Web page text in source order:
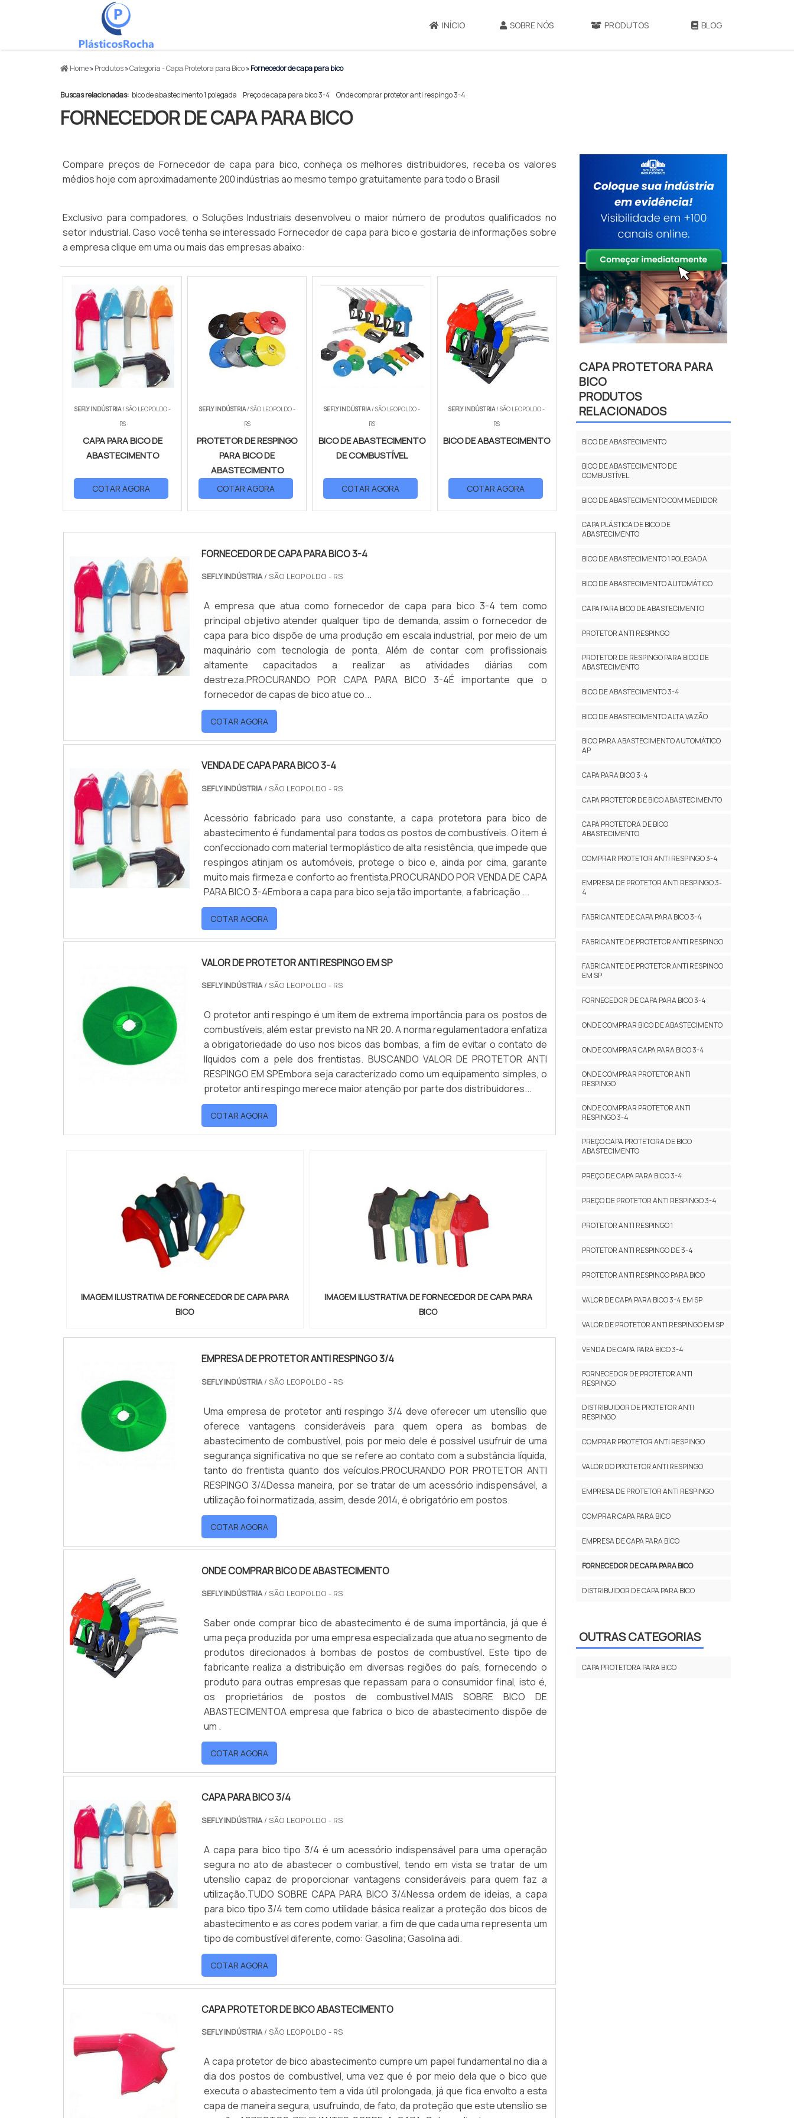
INÍCIO SOBRE NÓS PRODUTOS BLOG
Home»Produtos»Categoria - Capa Protetora para Bico»Fornecedor de capa para bico
Buscas relacionadas: bico de abastecimento 1 polegada Preço de capa para bico 3-4 Onde comprar protetor anti respingo 3-4
FORNECEDOR DE CAPA PARA BICO
Compare preços de Fornecedor de capa para bico, conheça os melhores distribuidores, receba os valores
médios hoje com aproximadamente 200 indústrias ao mesmo tempo gratuitamente para todo o Brasil
Exclusivo para compadores, o Soluções Industriais desenvolveu o maior número de produtos qualificados no
setor industrial. Caso você tenha se interessado Fornecedor de capa para bico e gostaria de informações sobre
a empresa clique em uma ou mais das empresas abaixo:
SEFLY INDÚSTRIA/ SÃO LEOPOLDO -
RS
CAPA PARA BICO DE
ABASTECIMENTO
COTAR AGORA
SEFLY INDÚSTRIA/ SÃO LEOPOLDO -
RS
PROTETOR DE RESPINGO
PARA BICO DE
ABASTECIMENTO
COTAR AGORA
SEFLY INDÚSTRIA/ SÃO LEOPOLDO -
RS
BICO DE ABASTECIMENTO
DE COMBUSTÍVEL
COTAR AGORA
SEFLY INDÚSTRIA/ SÃO LEOPOLDO -
RS
BICO DE ABASTECIMENTO
COTAR AGORA
FORNECEDOR DE CAPA PARA BICO 3-4
SEFLY INDÚSTRIA/ SÃO LEOPOLDO - RS
A empresa que atua como fornecedor de capa para bico 3-4 tem como
principal objetivo atender qualquer tipo de demanda, assim o fornecedor de
capa para bico dispõe de uma produção em escala industrial, por meio de um
maquinário com tecnologia de ponta. Além de contar com profissionais
altamente capacitados a realizar as atividades diárias com
destreza.PROCURANDO POR CAPA PARA BICO 3-4É importante que o
fornecedor de capas de bico atue co...
COTAR AGORA
VENDA DE CAPA PARA BICO 3-4
SEFLY INDÚSTRIA / SÃO LEOPOLDO - RS
Acessório fabricado para uso constante, a capa protetora para bico de
abastecimento é fundamental para todos os postos de combustíveis. O item é
confeccionado com material termoplástico de alta resistência, que impede que
respingos atinjam os automóveis, protege o bico e, ainda por cima, garante
muito mais firmeza e conforto ao frentista.PROCURANDO POR VENDA DE CAPA
PARA BICO 3-4Embora a capa para bico seja tão importante, a fabricação ...
COTAR AGORA
VALOR DE PROTETOR ANTI RESPINGO EM SP
SEFLY INDÚSTRIA/ SÃO LEOPOLDO - RS
O protetor anti respingo é um item de extrema importância para os postos de
combustíveis, além estar previsto na NR 20. A norma regulamentadora enfatiza
a obrigatoriedade do uso nos bicos das bombas, a fim de evitar o contato de
líquidos com a pele dos frentistas. BUSCANDO VALOR DE PROTETOR ANTI
RESPINGO EM SPEmbora seja caracterizado como um equipamento simples, o
protetor anti respingo merece maior atenção por parte dos distribuidores...
COTAR AGORA
IMAGEM ILUSTRATIVA DE FORNECEDOR DE CAPA PARA
BICO
IMAGEM ILUSTRATIVA DE FORNECEDOR DE CAPA PARA
BICO
EMPRESA DE PROTETOR ANTI RESPINGO 3/4
SEFLY INDÚSTRIA/ SÃO LEOPOLDO - RS
Uma empresa de protetor anti respingo 3/4 deve oferecer um utensílio que
oferece vantagens consideráveis para quem opera as bombas de
abastecimento de combustível, pois por meio dele é possível usufruir de uma
segurança significativa no que se refere ao contato com a substância líquida,
tanto do frentista quanto dos veículos.PROCURANDO POR PROTETOR ANTI
RESPINGO 3/4Dessa maneira, por se tratar de um acessório indispensável, a
utilização foi normatizada, assim, desde 2014, é obrigatório em postos.
COTAR AGORA
ONDE COMPRAR BICO DE ABASTECIMENTO
SEFLY INDÚSTRIA/ SÃO LEOPOLDO - RS
Saber onde comprar bico de abastecimento é de suma importância, já que é
uma peça produzida por uma empresa especializada que atua no segmento de
produtos direcionados à bombas de postos de combustível. Este tipo de
fabricante realiza a distribuição em diversas regiões do país, fornecendo o
produto para outras empresas que repassam para o consumidor final, isto é,
os proprietários de postos de combustível.MAIS SOBRE BICO DE
ABASTECIMENTOA empresa que fabrica o bico de abastecimento dispõe de
um .
COTAR AGORA
CAPA PARA BICO 3/4
SEFLY INDÚSTRIA/ SÃO LEOPOLDO - RS
A capa para bico tipo 3/4 é um acessório indispensável para uma operação
segura no ato de abastecer o combustível, tendo em vista se tratar de um
utensílio capaz de proporcionar vantagens consideráveis para quem faz a
utilização.TUDO SOBRE CAPA PARA BICO 3/4Nessa ordem de ideias, a capa
para bico tipo 3/4 tem como utilidade básica realizar a proteção dos bicos de
abastecimento e as cores podem variar, a fim de que cada uma representa um
tipo de combustível diferente, como: Gasolina; Gasolina adi.
COTAR AGORA
CAPA PROTETOR DE BICO ABASTECIMENTO
SEFLY INDÚSTRIA/ SÃO LEOPOLDO - RS
A capa protetor de bico abastecimento cumpre um papel fundamental no dia a
dia dos postos de combustível, uma vez que é por meio dela que o bico que
executa o abastecimento tem a vida útil prolongada, já que fica envolto a esta
capa de maneira segura, usufruindo, de fato, da proteção que este utensílio se
CAPA PROTETORA PARA
BICO
PRODUTOS
RELACIONADOS
BICO DE ABASTECIMENTO
BICO DE ABASTECIMENTO DE
COMBUSTÍVEL
BICO DE ABASTECIMENTO COM MEDIDOR
CAPA PLÁSTICA DE BICO DE
ABASTECIMENTO
BICO DE ABASTECIMENTO 1 POLEGADA
BICO DE ABASTECIMENTO AUTOMÁTICO
CAPA PARA BICO DE ABASTECIMENTO
PROTETOR ANTI RESPINGO
PROTETOR DE RESPINGO PARA BICO DE
ABASTECIMENTO
BICO DE ABASTECIMENTO 3-4
BICO DE ABASTECIMENTO ALTA VAZÃO
BICO PARA ABASTECIMENTO AUTOMÁTICO
AP
CAPA PARA BICO 3-4
CAPA PROTETOR DE BICO ABASTECIMENTO
CAPA PROTETORA DE BICO
ABASTECIMENTO
COMPRAR PROTETOR ANTI RESPINGO 3-4
EMPRESA DE PROTETOR ANTI RESPINGO 3-
4
FABRICANTE DE CAPA PARA BICO 3-4
FABRICANTE DE PROTETOR ANTI RESPINGO
FABRICANTE DE PROTETOR ANTI RESPINGO
EM SP
FORNECEDOR DE CAPA PARA BICO 3-4
ONDE COMPRAR BICO DE ABASTECIMENTO
ONDE COMPRAR CAPA PARA BICO 3-4
ONDE COMPRAR PROTETOR ANTI
RESPINGO
ONDE COMPRAR PROTETOR ANTI
RESPINGO 3-4
PREÇO CAPA PROTETORA DE BICO
ABASTECIMENTO
PREÇO DE CAPA PARA BICO 3-4
PREÇO DE PROTETOR ANTI RESPINGO 3-4
PROTETOR ANTI RESPINGO 1
PROTETOR ANTI RESPINGO DE 3-4
PROTETOR ANTI RESPINGO PARA BICO
VALOR DE CAPA PARA BICO 3-4 EM SP
VALOR DE PROTETOR ANTI RESPINGO EM SP
VENDA DE CAPA PARA BICO 3-4
FORNECEDOR DE PROTETOR ANTI
RESPINGO
DISTRIBUIDOR DE PROTETOR ANTI
RESPINGO
COMPRAR PROTETOR ANTI RESPINGO
VALOR DO PROTETOR ANTI RESPINGO
EMPRESA DE PROTETOR ANTI RESPINGO
COMPRAR CAPA PARA BICO
EMPRESA DE CAPA PARA BICO
FORNECEDOR DE CAPA PARA BICO
DISTRIBUIDOR DE CAPA PARA BICO
OUTRAS CATEGORIAS
CAPA PROTETORA PARA BICO